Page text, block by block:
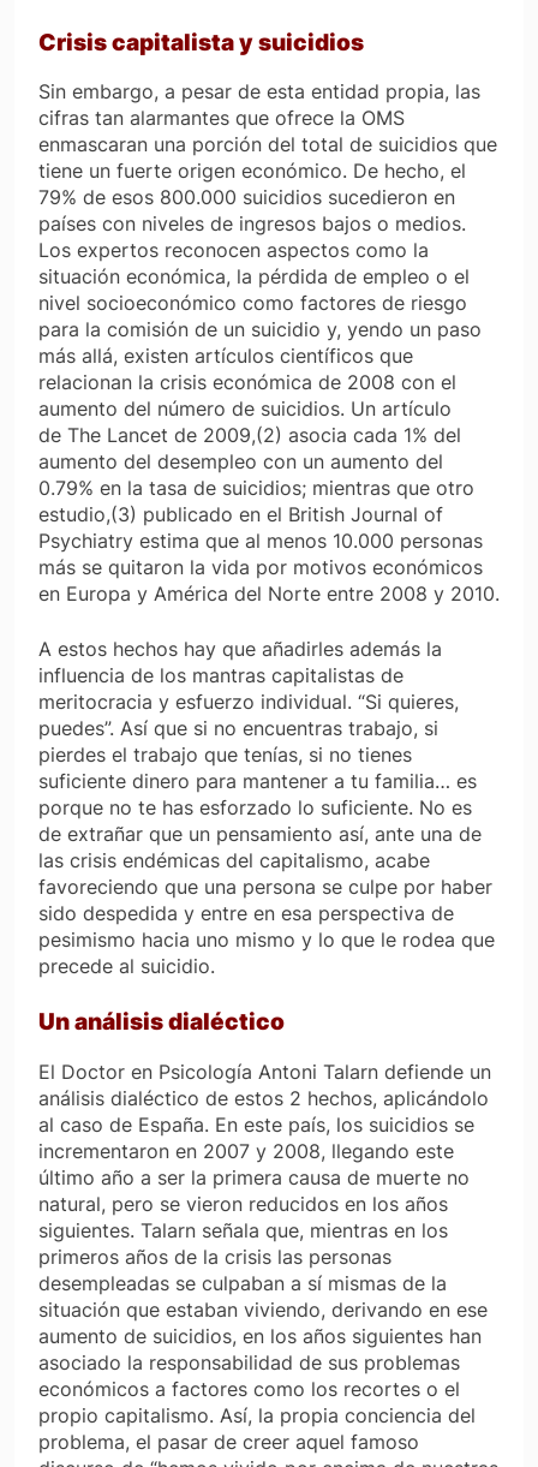
Crisis capitalista y suicidios
Sin embargo, a pesar de esta entidad propia, las
cifras tan alarmantes que ofrece la OMS
enmascaran una porción del total de suicidios que
tiene un fuerte origen económico. De hecho, el
79% de esos 800.000 suicidios sucedieron en
países con niveles de ingresos bajos o medios.
Los expertos reconocen aspectos como la
situación económica, la pérdida de empleo o el
nivel socioeconómico como factores de riesgo
para la comisión de un suicidio y, yendo un paso
más allá, existen artículos científicos que
relacionan la crisis económica de 2008 con el
aumento del número de suicidios. Un artículo
de The Lancet de 2009,(2) asocia cada 1% del
aumento del desempleo con un aumento del
0.79% en la tasa de suicidios; mientras que otro
estudio,(3) publicado en el British Journal of
Psychiatry estima que al menos 10.000 personas
más se quitaron la vida por motivos económicos
en Europa y América del Norte entre 2008 y 2010.
A estos hechos hay que añadirles además la
influencia de los mantras capitalistas de
meritocracia y esfuerzo individual. “Si quieres,
puedes”. Así que si no encuentras trabajo, si
pierdes el trabajo que tenías, si no tienes
suficiente dinero para mantener a tu familia… es
porque no te has esforzado lo suficiente. No es
de extrañar que un pensamiento así, ante una de
las crisis endémicas del capitalismo, acabe
favoreciendo que una persona se culpe por haber
sido despedida y entre en esa perspectiva de
pesimismo hacia uno mismo y lo que le rodea que
precede al suicidio.
Un análisis dialéctico
El Doctor en Psicología Antoni Talarn defiende un
análisis dialéctico de estos 2 hechos, aplicándolo
al caso de España. En este país, los suicidios se
incrementaron en 2007 y 2008, llegando este
último año a ser la primera causa de muerte no
natural, pero se vieron reducidos en los años
siguientes. Talarn señala que, mientras en los
primeros años de la crisis las personas
desempleadas se culpaban a sí mismas de la
situación que estaban viviendo, derivando en ese
aumento de suicidios, en los años siguientes han
asociado la responsabilidad de sus problemas
económicos a factores como los recortes o el
propio capitalismo. Así, la propia conciencia del
problema, el pasar de creer aquel famoso